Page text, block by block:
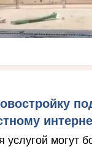
услугой могут